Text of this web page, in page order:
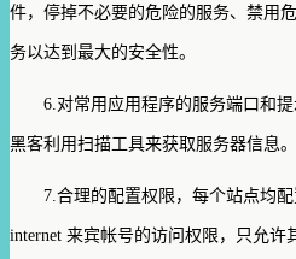
件，停掉不必要的危险的服务、禁用
务以达到最大的安全性。
6.对常用应用程序的服务端口和提
黑客利用扫描工具来获取服务器信息。
7.合理的配置权限，每个站点均配
internet 来宾帐号的访问权限，只允